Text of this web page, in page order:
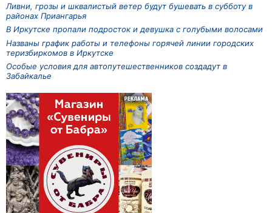
Ливни, грозы и шквалистый ветер будут бушевать в субботу в
районах Приангарья
В Иркутске пропали подросток и девушка с голубыми волосами
Названы график работы и телефоны горячей линии городских
теризбиркомов в Иркутске
Особые условия для автопутешественников создадут в
Забайкалье